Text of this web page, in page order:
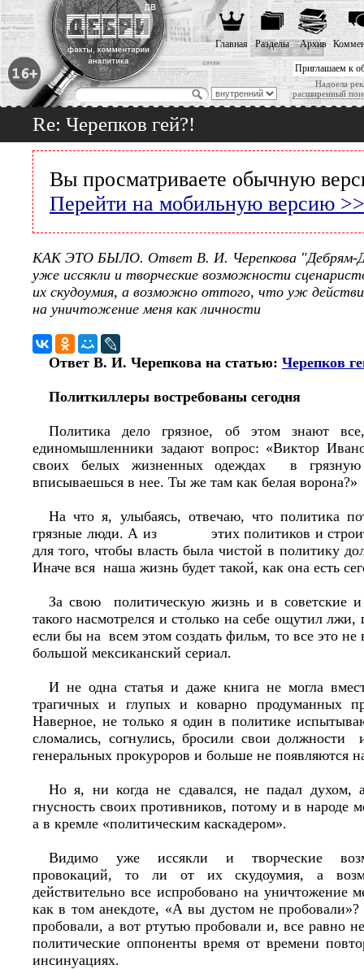
Приглашаем к
Надоела
расширенный
Главная Разделы Архив
Re: Черепков гей?!
Вы просматриваете обычную
Перейти на мобильную версию >>
КАК ЭТО БЫЛО. Ответ В. И. Черепкова "Дебрям-
уже иссякли и творческие возможности
их скудоумия, а возможно оттого, что уж
на уничтожение меня как личности
Ответ В. И. Черепкова на статью: Черепков
Политкиллеры востребованы сегодня
Политика дело грязное, об этом знают
единомышленники задают вопрос: «Виктор
своих белых жизненных одеждах в
вписываешься в нее. Ты же там как белая ворона?»
На что я, улыбаясь, отвечаю, что политика
грязные люди. А из этих политиков и
для того, чтобы власть была чистой в политику
Иначе вся наша жизнь будет такой, как она есть
За свою политическую жизнь и в советские и
такого насмотрелся и столько на себе ощутил лжи,
если бы на всем этом создать фильм, то все это
большой мексиканский сериал.
И не одна статья и даже книга не могла
трагичных и глупых и коварно продуманных
Наверное, не только я один в политике
сломались, согнулись, бросили свои должности
генеральных прокуроров и больше не появляются
Но я, ни когда не сдавался, не падал духом,
гнусность своих противников, потому и в народе
а в кремле «политическим каскадером».
Видимо уже иссякли и творческие
провокаций, то ли от их скудоумия, а
действительно все испробовано на уничтожение
как в том анекдоте, «А вы дустом не
пробовали, а вот ртутью пробовали и, все равно
политические оппоненты время от времени
инсинуациях.